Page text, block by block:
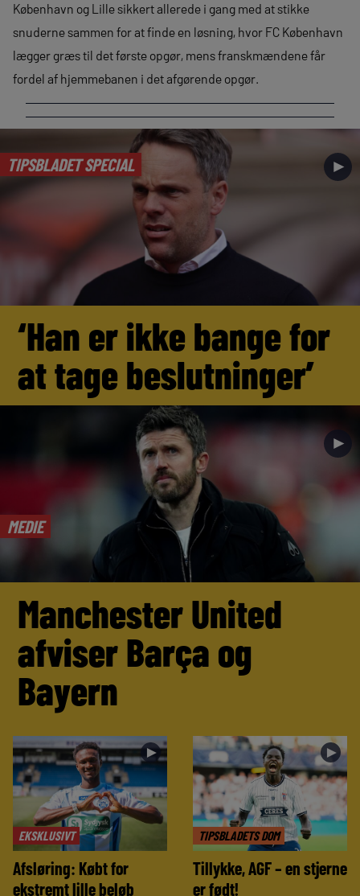
København og Lille sikkert allerede i gang med at stikke
snuderne sammen for at finde en løsning, hvor FC København
lægger græs til det første opgør, mens franskmændene får
fordel af hjemmebanen i det afgørende opgør.
TIPSBLADET SPECIAL ►
‘Han er ikke bange for
at tage beslutninger’
MEDIE
►
Manchester United
afviser Barça og
Bayern
EKSKLUSIVT
►
Afsløring: Købt for
ekstremt lille beløb
TIPSBLADETS DOM
►
Tillykke, AGF – en stjerne
er født!